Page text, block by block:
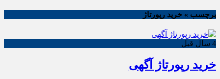
برچسب » خرید رپورتاژ
4 سال قبل
خرید رپورتاژ آگهی